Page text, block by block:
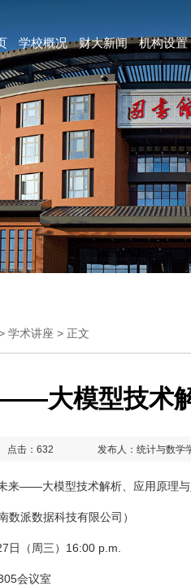
学校概况 财大新闻 机构设置
学术讲座 > 正文
大模型技术
点击： 632 发布人：统计与数学
来——大模型技术解析、应用原理与
数派数据科技有限公司）
日（周三）16:00 p.m.
会议室